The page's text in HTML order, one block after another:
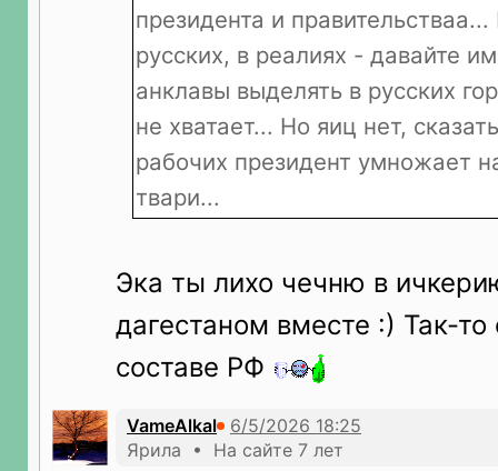
президента и
русских, в реалиях - давайте
анклавы выделять в русских
не хватает... Но яиц нет,
рабочих президент умножает
твари...
Эка ты лихо чечню в
дагестаном вместе :) Так-
составе РФ
VameAlkal
Ярила • На сайте 7 лет